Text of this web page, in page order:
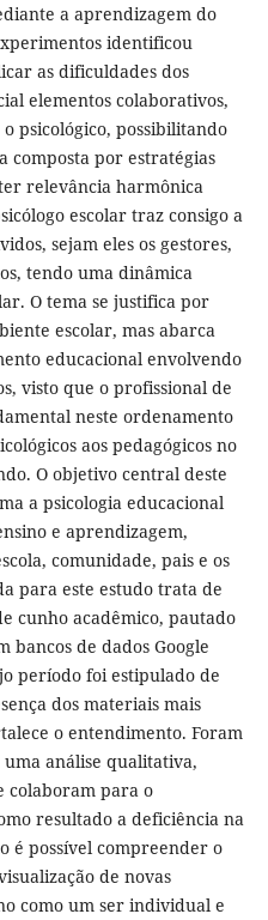
a aprendizagem do
identificou
as dificuldades dos
elementos colaborativos,
psicológico, possibilitando
composta por estratégias
relevância harmônica
escolar traz consigo a
sejam eles os gestores,
tendo uma dinâmica
O tema se justifica por
escolar, mas abarca
educacional envolvendo
visto que o profissional de
neste ordenamento
aos pedagógicos no
O objetivo central deste
a psicologia educacional
e aprendizagem,
comunidade, pais e os
para este estudo trata de
cunho acadêmico, pautado
bancos de dados Google
período foi estipulado de
dos materiais mais
o entendimento. Foram
análise qualitativa,
colaboram para o
resultado a deficiência na
é possível compreender o
de novas
como um ser individual e